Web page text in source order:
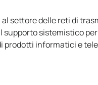
settore delle reti di
supporto sistemistico
prodotti informatici e